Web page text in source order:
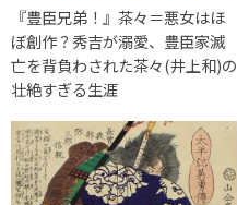
『豊臣兄弟！』茶々＝悪女はほ
ぼ創作？秀吉が溺愛、豊臣家滅
亡を背負わされた茶々(井上和)の
壮絶すぎる生涯